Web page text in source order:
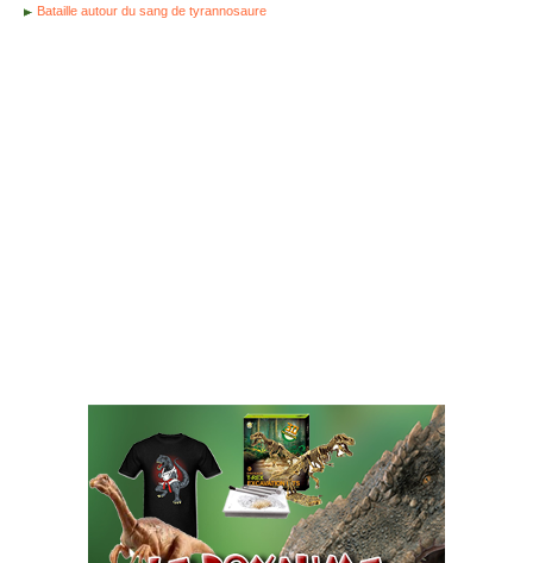
Bataille autour du sang de tyrannosaure